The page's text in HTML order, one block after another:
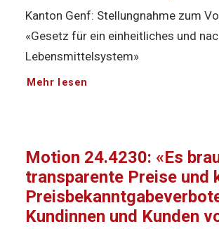
Kanton Genf: Stellungnahme zum
«Gesetz für ein einheitliches und
Lebensmittelsystem»
Mehr lesen
Motion 24.4230: «Es
transparente Preise und
Kundinnen und Kunden